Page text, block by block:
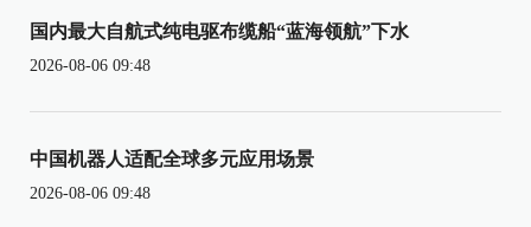
国内最大自航式纯电驱布缆船“蓝海领航”下水
2026-08-06 09:48
中国机器人适配全球多元应用场景
2026-08-06 09:48